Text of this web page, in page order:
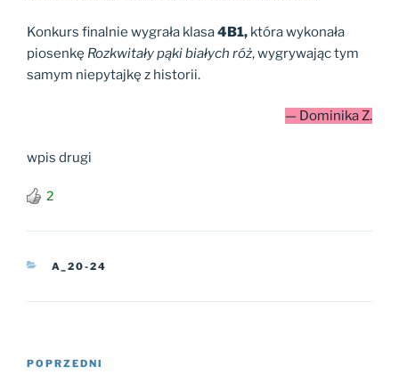
Konkurs finalnie wygrała klasa4B1, która wykonała
piosenkę Rozkwitały pąki białych róż, wygrywając tym
samym niepytajkę z historii.
— Dominika Z.
wpis drugi
2
KATEGORIE
A_20-24
Nawigacja
Poprzedni
POPRZEDNI